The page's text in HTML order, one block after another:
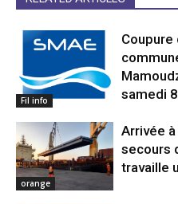
Fil info
Coupure
samedi
orange
Arrivée
secours
travaille